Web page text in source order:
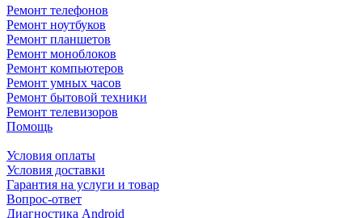
Ремонт телефонов
Ремонт ноутбуков
Ремонт планшетов
Ремонт моноблоков
Ремонт компьютеров
Ремонт умных часов
Ремонт бытовой техники
Ремонт телевизоров
Помощь
Условия оплаты
Условия доставки
Гарантия на услуги и товар
Вопрос-ответ
Диагностика Android